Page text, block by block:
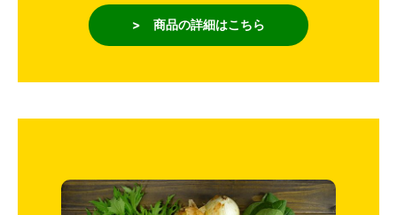
> 商品の詳細はこちら